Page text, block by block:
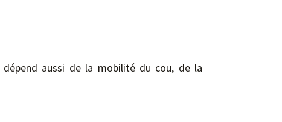
aussi de la mobilité du cou, de la